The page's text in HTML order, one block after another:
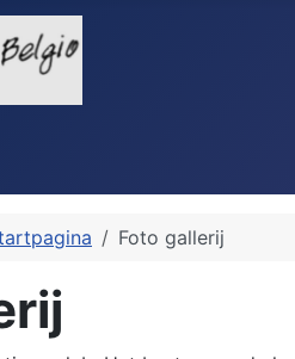
Foto gallerij